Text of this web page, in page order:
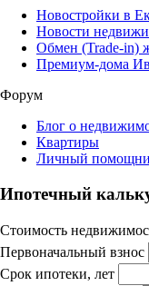
Новостройки в
Новости
Обмен (Trade-in)
Премиум-дома
Форум
Блог о
Квартиры
Личный
Ипотечный
Стоимость
Первоначальный взнос
Срок ипотеки, лет